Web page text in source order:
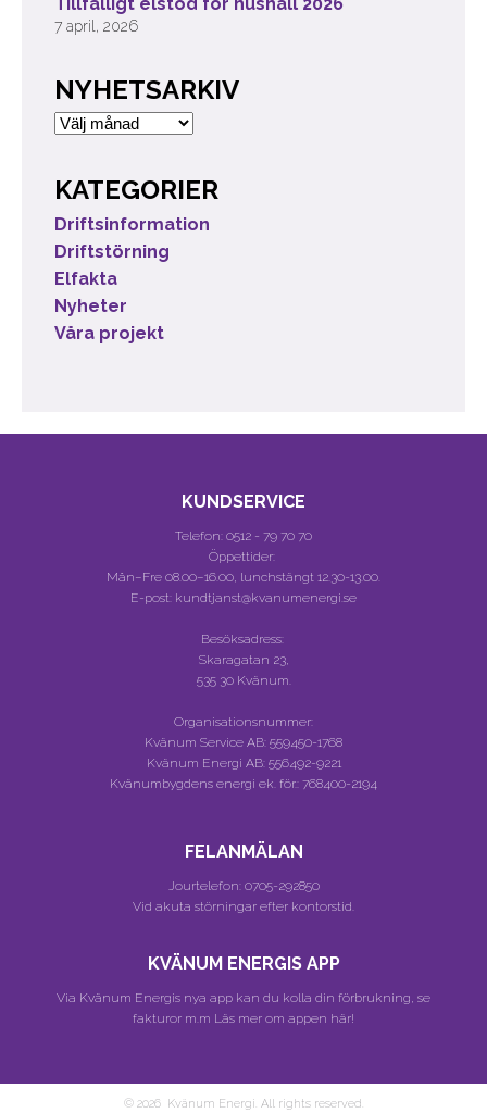
7 april, 2026
NYHETSARKIV
Nyhetsarkiv
KATEGORIER
Driftsinformation
Driftstörning
Elfakta
Nyheter
Våra projekt
KUNDSERVICE
Telefon: 0512 - 79 70 70
Öppettider:
Mån–Fre 08.00–16.00, lunchstängt 12.30-13.00.
E-post: kundtjanst@kvanumenergi.se
Besöksadress:
Skaragatan 23,
535 30 Kvänum.
Organisationsnummer:
Kvänum Service AB: 559450-1768
Kvänum Energi AB: 556492-9221
Kvänumbygdens energi ek. för.: 768400-2194
FELANMÄLAN
Jourtelefon: 0705-292850
Vid akuta störningar efter kontorstid.
KVÄNUM ENERGIS APP
Via Kvänum Energis nya app kan du kolla din förbrukning, se
fakturor m.m Läs mer om appen här!
© 2026 Kvänum Energi. All rights reserved.